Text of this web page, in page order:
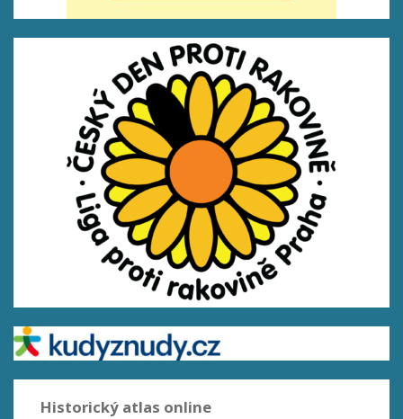
Historický atlas online